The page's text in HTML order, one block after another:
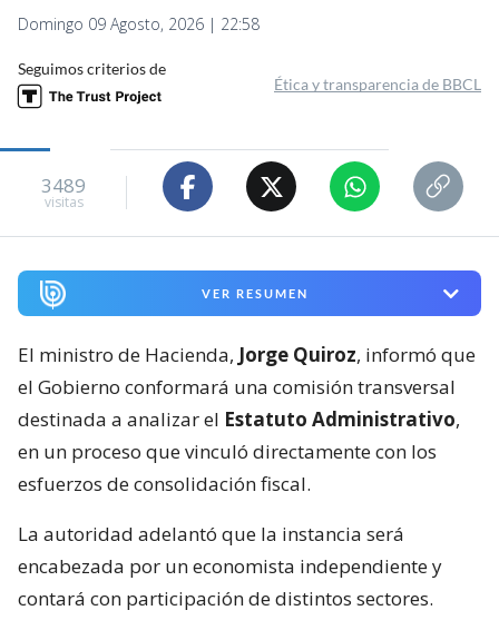
Domingo 09 Agosto, 2026 | 22:58
Seguimos criterios de
Ética y transparencia de BBCL
3489
visitas
VER RESUMEN
El ministro de Hacienda, Jorge Quiroz, informó que
el Gobierno conformará una comisión transversal
destinada a analizar el Estatuto Administrativo,
en un proceso que vinculó directamente con los
esfuerzos de consolidación fiscal.
La autoridad adelantó que la instancia será
encabezada por un economista independiente y
contará con participación de distintos sectores.